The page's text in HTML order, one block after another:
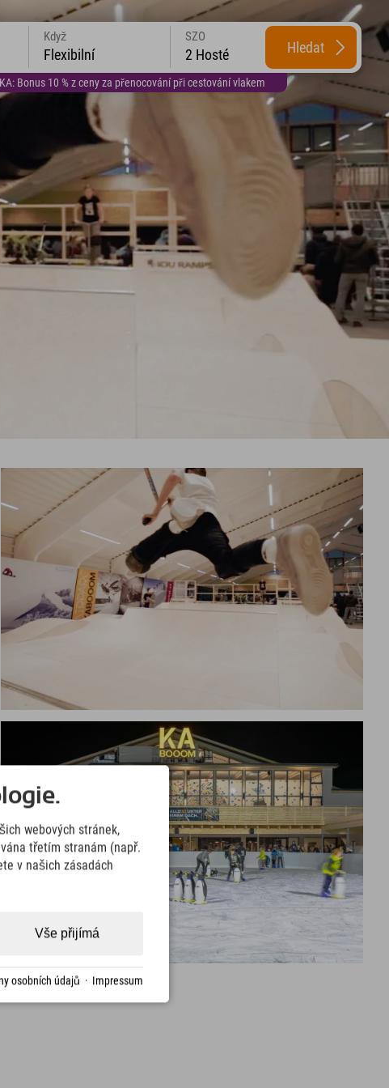
Bonus 10 % z ceny za přenocování při cestování vlakem
Když
Flexibilní
SZO
2 Hosté Hledat
webových stránek,
třetím stranám (např.
v našich zásadách
Vše přijímá
osobních údajů · Impressum